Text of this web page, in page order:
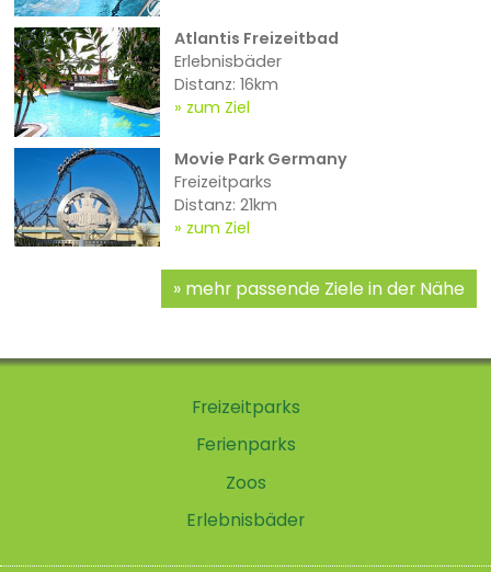
Atlantis Freizeitbad
Erlebnisbäder
Distanz: 16km
zum Ziel
Movie Park Germany
Freizeitparks
Distanz: 21km
zum Ziel
mehr passende Ziele in der Nähe
Freizeitparks
Ferienparks
Zoos
Erlebnisbäder